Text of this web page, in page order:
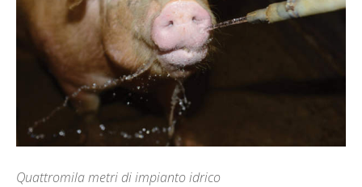
Quattromila metri di impianto idrico